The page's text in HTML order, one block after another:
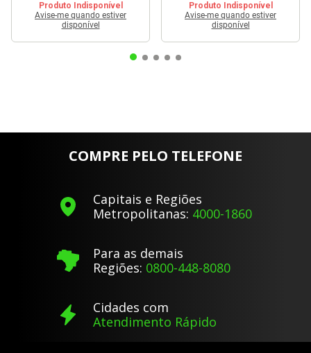
Produto Indisponível
Avise-me quando estiver
disponível
Produto Indisponível
Avise-me quando estiver
disponível
COMPRE PELO TELEFONE
Capitais e Regiões
Metropolitanas: 4000-1860
Para as demais
Regiões: 0800-448-8080
Cidades com
Atendimento Rápido